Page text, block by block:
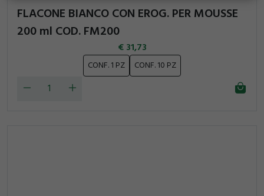
FLACONE BIANCO CON EROG. PER MOUSSE
200 ml COD. FM200
31,73
CONF. 1 PZ CONF. 10 PZ